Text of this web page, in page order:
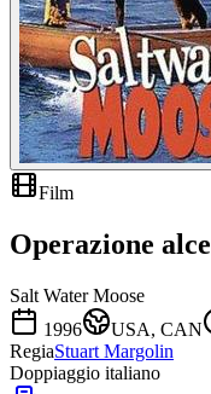
Film
Operazione alce
Salt Water Moose
1996
USA, CAN
RegiaStuart Margolin
Doppiaggio italiano